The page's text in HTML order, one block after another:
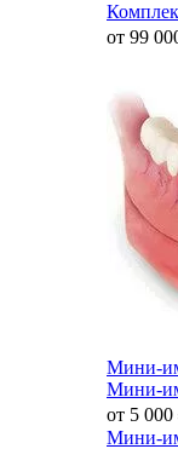
от 99
Мини-
Мини-
от 5 000
Мини-